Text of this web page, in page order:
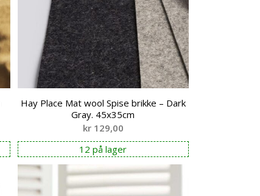
Hay Place Mat wool Spise brikke – Dark
Gray. 45x35cm
kr129,00
12 på lager